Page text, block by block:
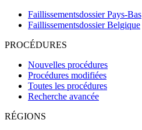
Faillissementsdossier Pays-Bas
Faillissementsdossier Belgique
PROCÉDURES
Nouvelles procédures
Procédures modifiées
Toutes les procédures
Recherche avancée
RÉGIONS